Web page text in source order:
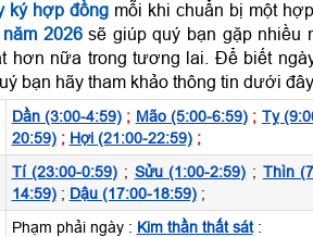
ký hợp đồng mỗi khi chuẩn bị một
2026sẽ giúp quý bạn gặp nhiều
hơn nữa trong tương lai. Để biết
bạn hãy tham khảo thông tin dưới
Dần (3:00-4:59); Mão (5:00-6:59) ; Tỵ
20:59); Hợi (21:00-22:59);
Tí (23:00-0:59) ; Sửu (1:00-2:59) ; Thìn
14:59); Dậu (17:00-18:59);
Phạm phải ngày : Kim thần thất sát: